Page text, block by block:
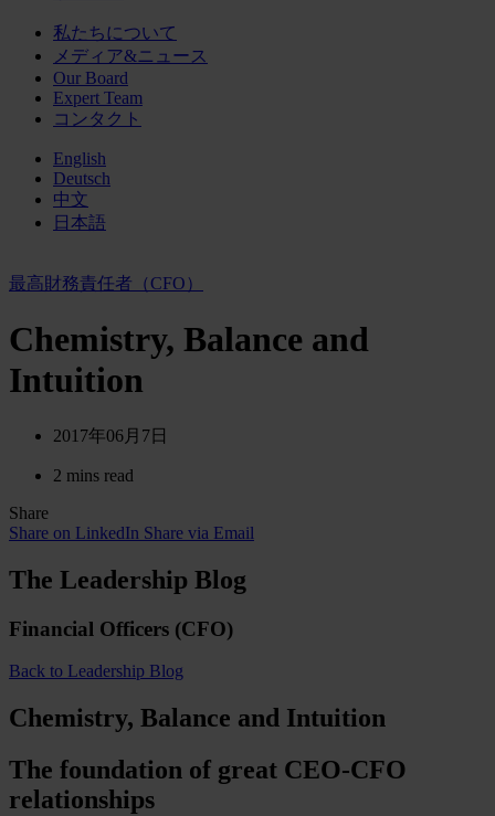
私たちについて
メディア&ニュース
Our Board
Expert Team
コンタクト
English
Deutsch
中文
日本語
最高財務責任者（CFO）
Chemistry, Balance and
Intuition
2017年06月7日
2 mins read
Share
Share on LinkedIn Share via Email
The Leadership Blog
Financial Officers (CFO)
Back to Leadership Blog
Chemistry, Balance and Intuition
The foundation of great CEO-CFO
relationships